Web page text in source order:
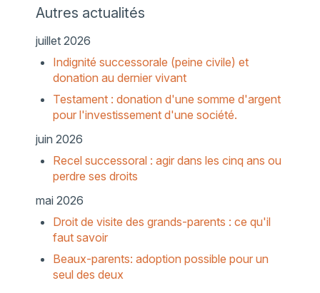
Autres actualités
juillet 2026
Indignité successorale (peine civile) et
donation au dernier vivant
Testament : donation d'une somme d'argent
pour l'investissement d'une société.
juin 2026
Recel successoral : agir dans les cinq ans ou
perdre ses droits
mai 2026
Droit de visite des grands-parents : ce qu'il
faut savoir
Beaux-parents: adoption possible pour un
seul des deux